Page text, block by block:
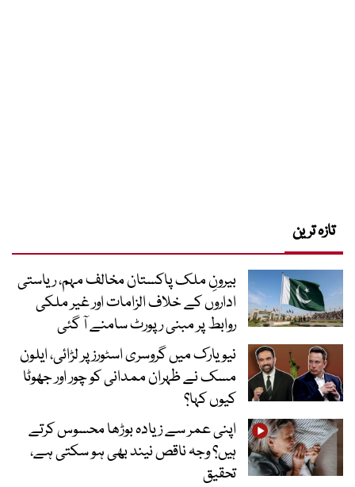
تازہ ترین
بیرونِ ملک پاکستان مخالف مہم، ریاستی
اداروں کے خلاف الزامات اور غیر ملکی
روابط پر مبنی رپورٹ سامنے آ گئی
نیویارک میں گروسری اسٹورز پر لڑائی، ایلون
مسک نے ظہران ممدانی کو چور اور جھوٹا
کیوں کہا؟
اپنی عمر سے زیادہ بوڑھا محسوس کرتے
ہیں؟ وجہ ناقص نیند بھی ہو سکتی ہے،
تحقیق